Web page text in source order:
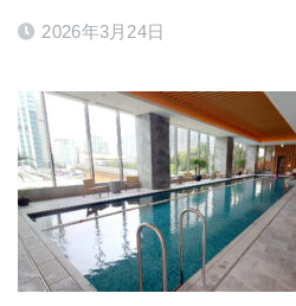
2026年3月24日